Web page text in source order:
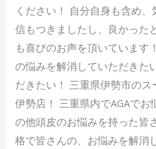
ください！ 自分自身も含め
信もつきましたし、良かった
も喜びのお声を頂いています
の悩みを解消していただきた
だきたい！ 三重県伊勢市の
伊勢店！ 三重県内でAGAで
の他頭皮のお悩みを持った皆
格で皆さんの、お悩みを解消